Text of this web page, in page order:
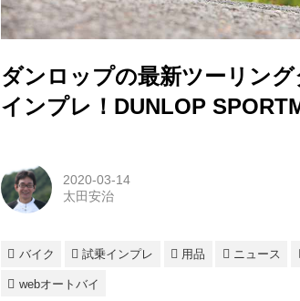
ダンロップの最新ツーリン
インプレ！DUNLOP
2020-03-14
太田安治
バイク 試乗インプレ 用品 ニュース
webオートバイ